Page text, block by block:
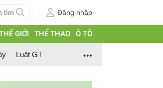
Đăng nhập
GIỚI THỂ THAO Ô TÔ
Luật GT